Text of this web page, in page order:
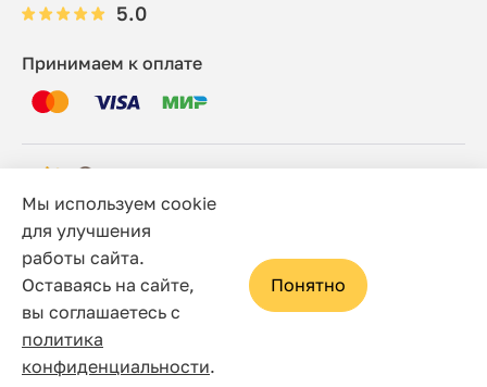
5.0
Принимаем к оплате
© 2006 - 2026 Этно-шоп, Интернет-магазин
Политика конфиденциальности
Сайт носит исключительно информационный характер, и
ни при каких условиях не является публичной офертой,
определяемой положениями статьи 437(2) Гражданского
кодекса Российской Федерации
Мы используем cookie
для улучшения
работы сайта.
Оставаясь на сайте,
вы соглашаетесь с
политика
конфиденциальности.
Понятно